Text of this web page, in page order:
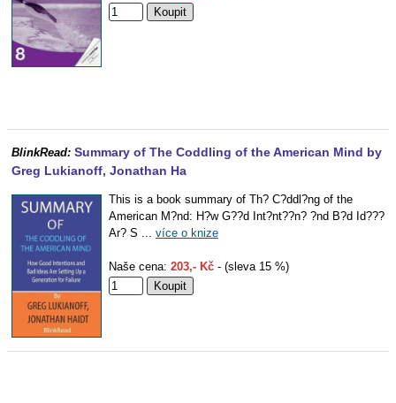
BlinkRead: Summary of The Coddling of the American Mind by
Greg Lukianoff, Jonathan Ha
This is a book summary of Th? C?ddl?ng of the
American M?nd: H?w G??d Int?nt??n? ?nd B?d Id???
Ar? S ... více o knize
Naše cena: 203,- Kč - (sleva 15 %)